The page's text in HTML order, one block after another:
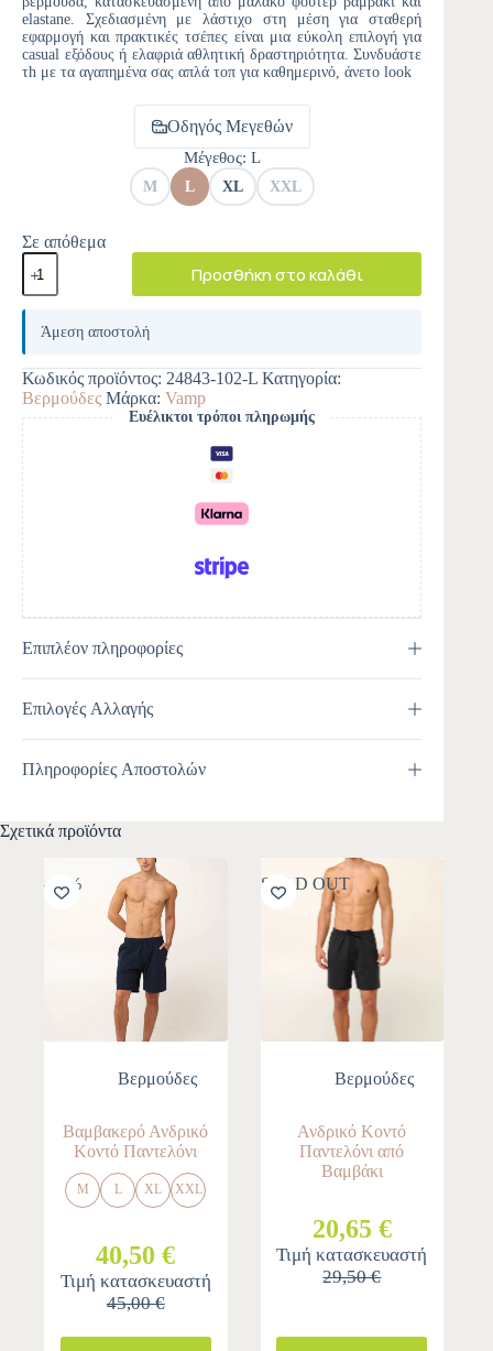
elastane. Σχεδιασμένη με λάστιχο στη μέση για σταθερή
εφαρμογή και πρακτικές τσέπες είναι μια εύκολη επιλογή για
casual εξόδους ή ελαφριά αθλητική δραστηριότητα. Συνδυάστε
τh με τα αγαπημένα σας απλά τοπ για καθημερινό, άνετο look
Οδηγός Μεγεθών
Μέγεθος: L
M L XL XXL
Σε απόθεμα
Προσθήκη στο καλάθι
A
e
r
n
a
t
i
v
e
:
Άμεση αποστολή
Κωδικός προϊόντος: 24843-102-L Κατηγορία:
Βερμούδες Μάρκα: Vamp
Ευέλικτοι τρόποι πληρωμής
Επιπλέον πληροφορίες
Επιλογές Αλλαγής
Πληροφορίες Αποστολών
Σχετικά προϊόντα
-10%
Βερμούδες
Βαμβακερό Ανδρικό
Κοντό Παντελόνι
M L XL XXL
40,50 €
Τιμή κατασκευαστή
45,00 €
SOLD OUT
Βερμούδες
Ανδρικό Κοντό
Παντελόνι από
Βαμβάκι
20,65 €
Τιμή κατασκευαστή
29,50 €